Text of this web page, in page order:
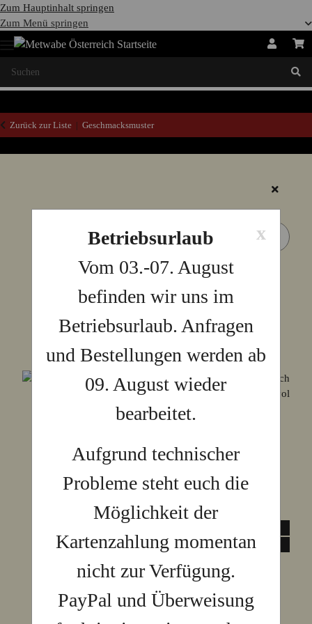
Zum Hauptinhalt springen
Zum Menü springen
Zurück zur Liste Geschmacksmuster
x
Betriebsurlaub
Vom 03.-07. August
befinden wir uns im
Betriebsurlaub. Anfragen
und Bestellungen werden ab
09. August wieder
bearbeitet.
Aufgrund technischer
Probleme steht euch die
Möglichkeit der
Kartenzahlung momentan
nicht zur Verfügung.
PayPal und Überweisung